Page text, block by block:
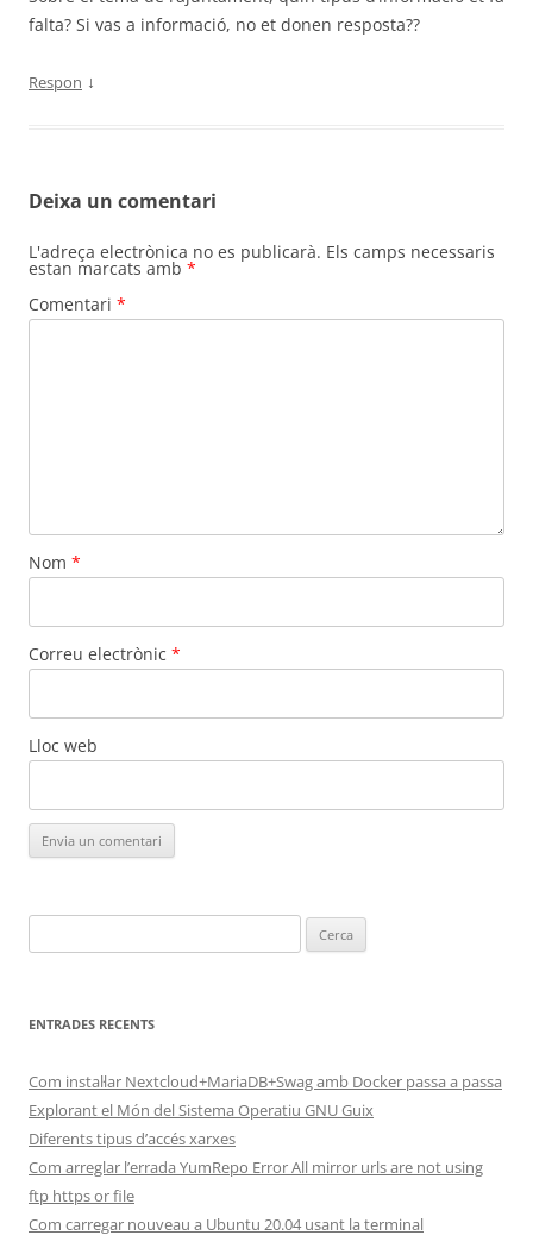
falta? Si vas a informació, no et donen resposta??
Respon ↓
Deixa un comentari
L'adreça electrònica no es publicarà. Els camps necessaris
estan marcats amb *
Comentari *
Nom *
Correu electrònic *
Lloc web
ENTRADES RECENTS
Com instal·lar Nextcloud+MariaDB+Swag amb Docker passa a passa
Explorant el Món del Sistema Operatiu GNU Guix
Diferents tipus d’accés xarxes
Com arreglar l’errada YumRepo Error All mirror urls are not using
ftp https or file
Com carregar nouveau a Ubuntu 20.04 usant la terminal